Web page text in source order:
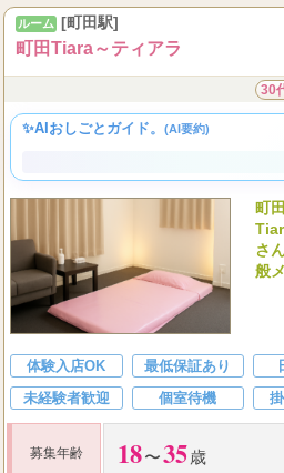
ルーム [町田駅]
町田Tiara～ティアラ
30
✨AIおしごとガイド。 (AI要約)
町
さ
般
体験入店OK 最低保証あり
未経験者歓迎
個室待機
募集年齢 18〜35歳